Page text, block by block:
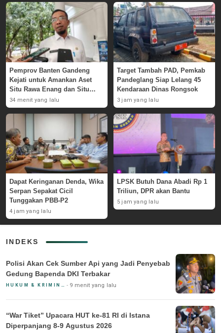
Pemprov Banten Gandeng
Kejati untuk Amankan Aset
Situ Rawa Enang dan Situ
Rawa Pasaraut
34 menit yang lalu
Target Tambah PAD, Pemkab
Pandeglang Siap Lelang 45
Kendaraan Dinas Rongsok
3 jam yang lalu
Dapat Keringanan Denda, Wika
Serpan Sepakat Cicil
Tunggakan PBB-P2
4 jam yang lalu
LPSK Butuh Dana Abadi Rp 1
Triliun, DPR akan Bantu
5 jam yang lalu
INDEKS
Polisi Akan Cek Sumber Api yang Jadi Penyebab
Gedung Bapenda DKI Terbakar
9 menit yang lalu
“War Tiket” Upacara HUT ke-81 RI di Istana
Diperpanjang 8-9 Agustus 2026